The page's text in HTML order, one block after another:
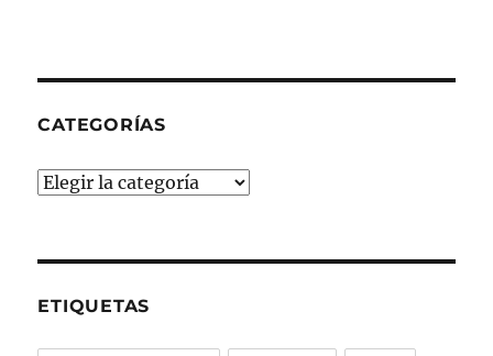
CATEGORÍAS
Categorías
ETIQUETAS